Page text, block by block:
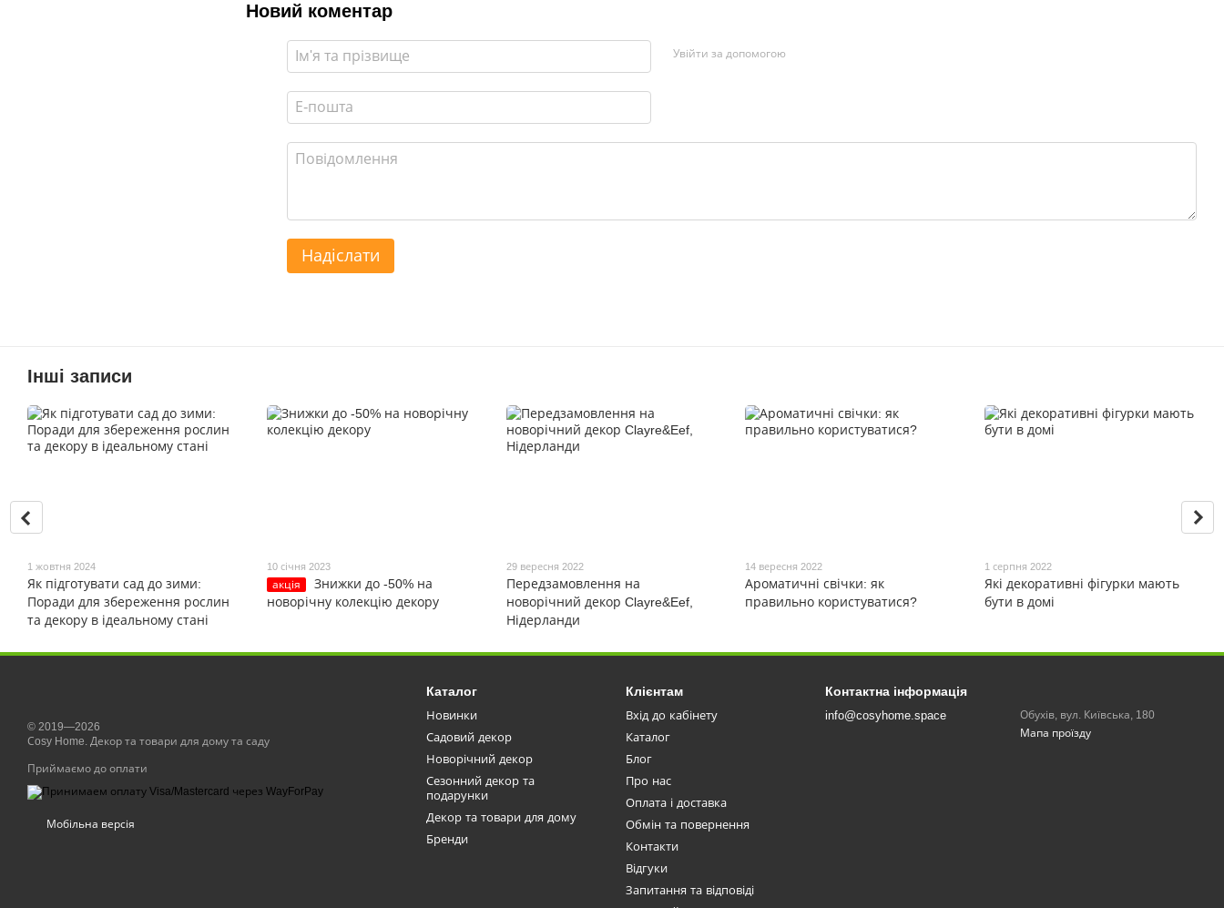
Новий коментар
Увійти за допомогою
Надіслати
Інші записи
1 жовтня 2024
Як підготувати сад до зими:
Поради для збереження рослин
та декору в ідеальному стані
10 січня 2023
акція
Знижки до -50% на
новорічну колекцію декору
29 вересня 2022
Передзамовлення на
новорічний декор Clayre&Eef,
Нідерланди
14 вересня 2022
Ароматичні свічки: як
правильно користуватися?
1 серпня 2022
Які декоративні фігурки мають
бути в домі
© 2019—2026
Сosy Home. Декор та товари для дому та саду
Приймаємо до оплати
Мобільна версія
Каталог
Новинки
Садовий декор
Новорічний декор
Сезонний декор та
подарунки
Декор та товари для дому
Бренди
Клієнтам
Вхід до кабінету
Каталог
Блог
Про нас
Оплата і доставка
Обмін та повернення
Контакти
Відгуки
Запитання та відповіді
Контактна інформація
info@cosyhome.space
Обухів, вул. Київська, 180
Мапа проїзду